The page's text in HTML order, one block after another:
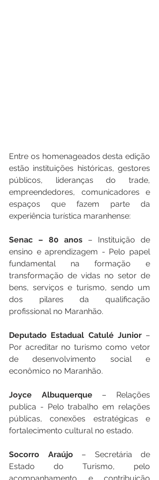
Entre os homenageados desta edição
estão instituições históricas, gestores
públicos, lideranças do trade,
empreendedores, comunicadores e
espaços que fazem parte da
experiência turística maranhense:
Senac – 80 anos – Instituição de
ensino e aprendizagem - Pelo papel
fundamental na formação e
transformação de vidas no setor de
bens, serviços e turismo, sendo um
dos pilares da qualificação
profissional no Maranhão.
Deputado Estadual Catulé Junior –
Por acreditar no turismo como vetor
de desenvolvimento social e
econômico no Maranhão.
Joyce Albuquerque – Relações
publica - Pelo trabalho em relações
públicas, conexões estratégicas e
fortalecimento cultural no estado.
Socorro Araújo – Secretária de
Estado do Turismo, pelo